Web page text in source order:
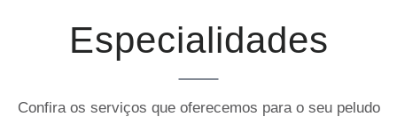
Especialidades
Confira os serviços que oferecemos para o seu peludo